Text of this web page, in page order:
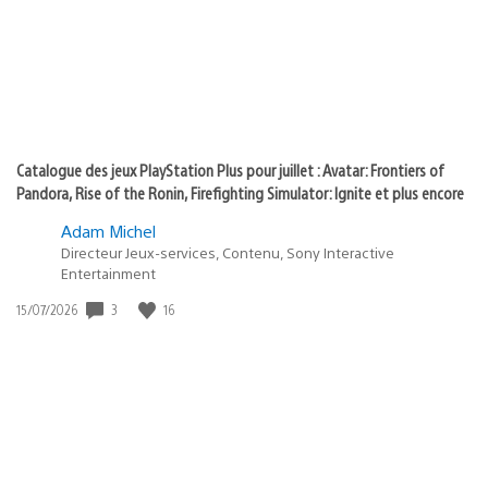
Catalogue des jeux PlayStation Plus pour juillet : Avatar: Frontiers of
Pandora, Rise of the Ronin, Firefighting Simulator: Ignite et plus encore
Adam Michel
Directeur Jeux-services, Contenu, Sony Interactive
Entertainment
Date
15/07/2026 3 16